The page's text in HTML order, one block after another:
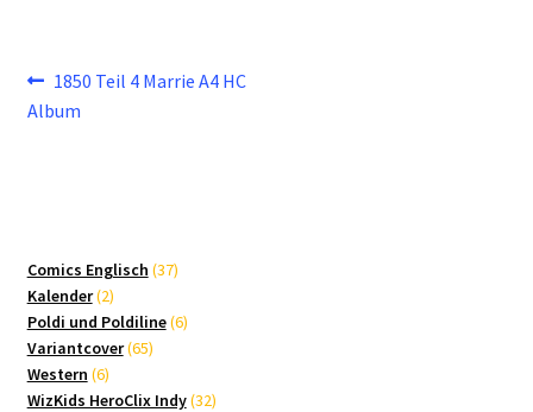
Beitragsnavigation
Vorheriger
Beitrag:
1850 Teil 4 Marrie A4 HC
Album
Comics Englisch 3737
Kalender 22
Produkte
Poldi und Poldiline 66
Variantcover 6565
Western 66
Produkte
WizKids HeroClix Indy 3232